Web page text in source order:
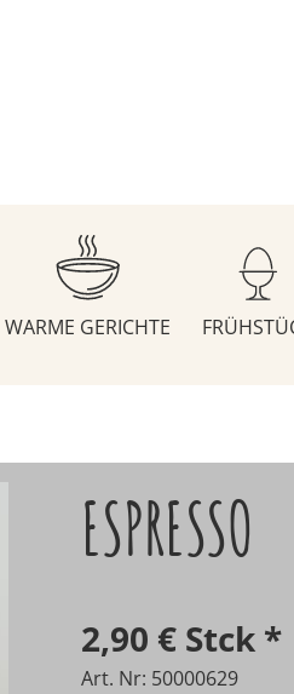
WARME GERICHTE
ESPRESSO
2,90 € Stck*
Art. Nr: 50000629